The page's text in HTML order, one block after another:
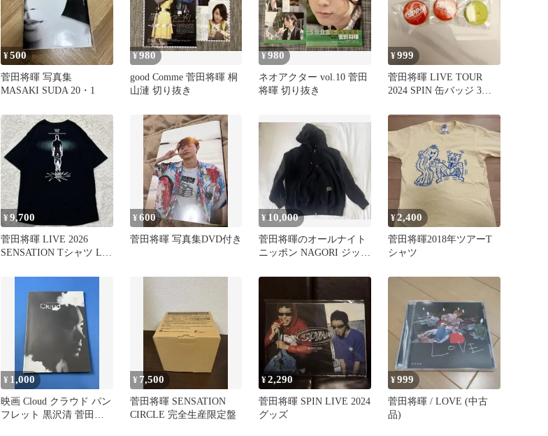
¥500
菅田将暉 写真集
MASAKI SUDA 20・1
¥980
good Comme 菅田将暉 桐
山漣 切り抜き
¥980
ネオアクター vol.10 菅田
将暉 切り抜き
¥999
菅田将暉 LIVE TOUR
2024 SPIN 缶バッジ 3個
¥9,700
菅田将暉 LIVE 2026
SENSATION Tシャツ L
¥600
菅田将暉 写真集DVD付き
¥10,000
菅田将暉のオールナイト
ニッポン NAGORI ジップ
XL
¥2,400
菅田将暉2018年ツアーT
シャツ
¥ 1,000
映画 Cloud クラウド パン
フレット 黒沢清 菅田将
¥ 7,500
菅田将暉 SENSATION
CIRCLE 完全生産限定盤
¥2,290
菅田将暉 SPIN LIVE 2024
グッズ
¥999
菅田将暉 / LOVE (中古
品)